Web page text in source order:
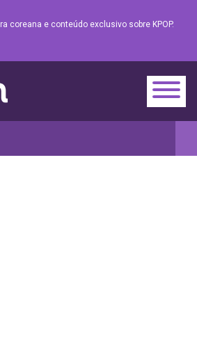
coreana e conteúdo exclusivo sobre KPOP.